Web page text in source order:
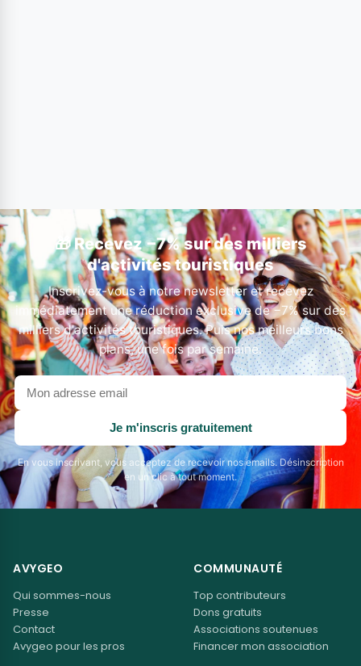
🎁 Recevez −7% sur des milliers
d'activités touristiques
Inscrivez-vous à notre newsletter et recevez
immédiatement une réduction exclusive de −7% sur des
milliers d'activités touristiques. Puis nos meilleurs bons
plans, une fois par semaine.
Votre
adresse
email
Je m'inscris gratuitement
En vous inscrivant, vous acceptez de recevoir nos emails. Désinscription
en un clic à tout moment.
AVYGEO
Qui sommes-nous
Presse
Contact
Avygeo pour les pros
COMMUNAUTÉ
Top contributeurs
Dons gratuits
Associations soutenues
Financer mon association